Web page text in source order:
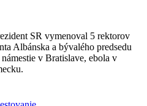
SR vymenoval 5 rektorov
Albánska a bývalého predsedu
v Bratislave, ebola v